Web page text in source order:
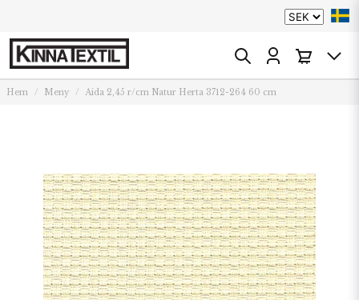
Hem Meny Aida 2,45 r/cm Natur Herta 3712-264 60 cm